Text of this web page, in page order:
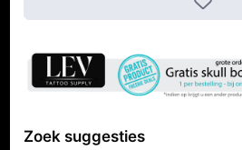
Zoek suggesties